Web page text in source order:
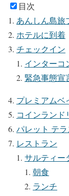
目次
あんしん島旅
ホテルに到着
チェックイン
インターコ
緊急事態宣
プレミアムベ
コインランド
パレット テ
レストラン
サルティー
朝食
ランチ